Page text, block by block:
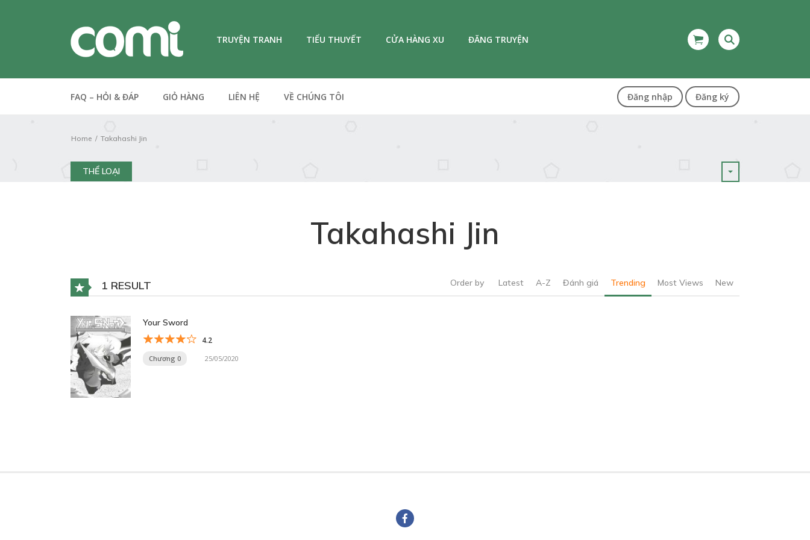
TRUYỆN TRANH TIỂU THUYẾT CỬA HÀNG XU ĐĂNG TRUYỆN
FAQ – HỎI & ĐÁP GIỎ HÀNG LIÊN HỆ VỀ CHÚNG TÔI Đăng nhập Đăng ký
Home Takahashi Jin
THỂ LOẠI
Takahashi Jin
1 RESULT Order by Latest A-Z Đánh giá Trending Most Views New
Your Sword
4.2
Chương 0 25/05/2020